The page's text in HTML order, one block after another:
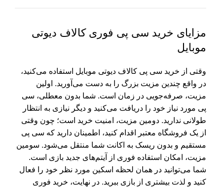
مزایای خرید سی پی فوری کالاف دیوتی
موبایل
وقتی از خرید سی پی کالاف دیوتی موبایل استفاده می‌کنید،
در واقع چندین مزیت بزرگ را به دست می‌آورید. اولین
مزیت، صرفه‌جویی در زمان است. شما بدون معطلی، سی
پی مورد نیاز خود را دریافت می‌کنید و دیگر نیازی به انتظار
طولانی ندارید. دومین مزیت، امنیت خرید است؛ چون وقتی
از یک فروشگاه معتبر اقدام کنید، اطمینان دارید که سی پی
مستقیم و بدون ریسک به اکانت شما منتقل می‌شود. سومین
مزیت، امکان استفاده فوری از آیتم‌های جدید بازی است.
شما می‌توانید در همان لحظه اسکین مورد نظر خود را فعال
کنید و لذت بیشتری از بازی ببرید. در نهایت، خرید فوری